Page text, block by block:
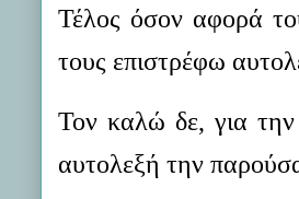
Τέλος όσον αφορά
τους επιστρέφω
Τον καλώ δε, για την
αυτολεξή την